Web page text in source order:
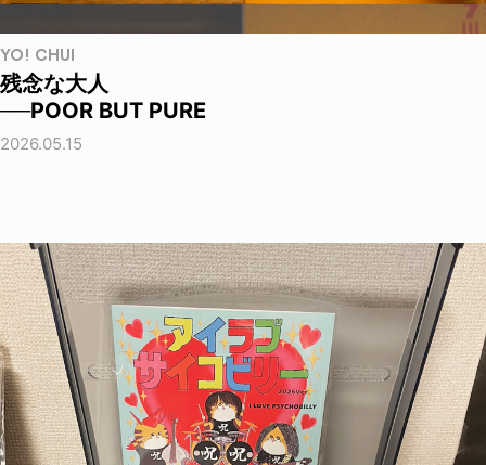
YO! CHUI
残念な大人
──POOR BUT PURE
2026.05.15